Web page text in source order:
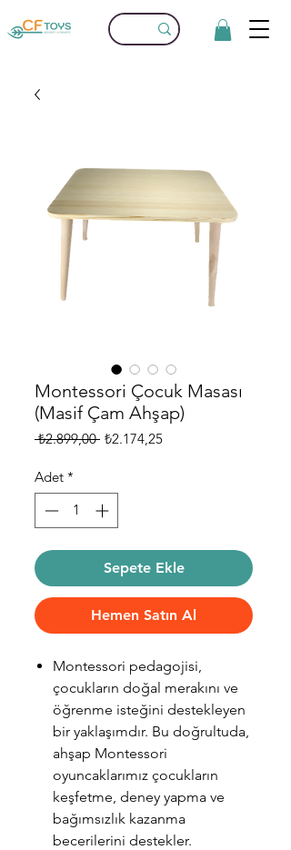
Montessori Çocuk Masası
(Masif Çam Ahşap)
₺2.899,00 Normal
₺2.174,25İndirimli
Adet *
Sepete Ekle
Hemen Satın Al
Montessori pedagojisi,
çocukların doğal merakını ve
öğrenme isteğini destekleyen
bir yaklaşımdır. Bu doğrultuda,
ahşap Montessori
oyuncaklarımız çocukların
keşfetme, deney yapma ve
bağımsızlık kazanma
becerilerini destekler.